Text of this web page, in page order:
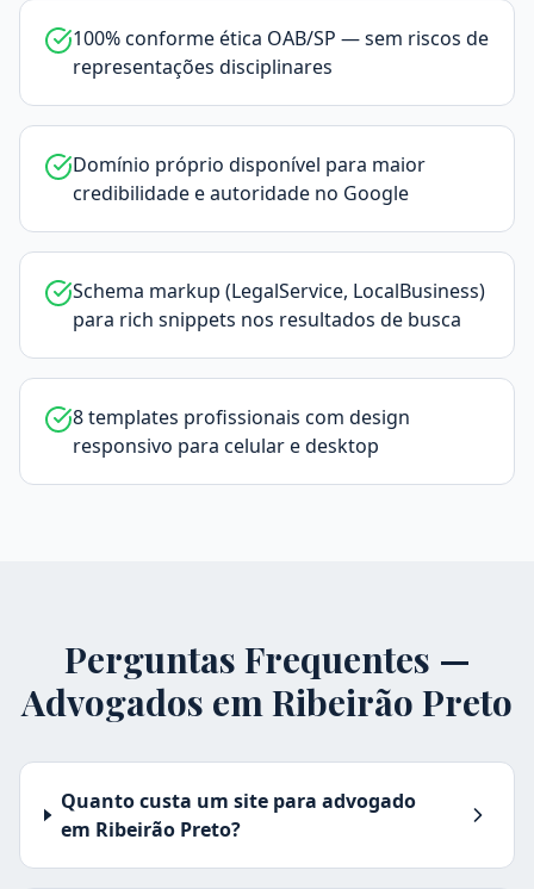
100% conforme ética OAB/SP — sem riscos de
representações disciplinares
Domínio próprio disponível para maior
credibilidade e autoridade no Google
Schema markup (LegalService, LocalBusiness)
para rich snippets nos resultados de busca
8 templates profissionais com design
responsivo para celular e desktop
Perguntas Frequentes —
Advogados emRibeirão Preto
Quanto custa um site para advogado
em Ribeirão Preto?